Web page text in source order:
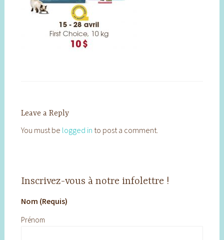
Leave a Reply
You must be logged in to post a comment.
Inscrivez-vous à notre infolettre !
Nom (Requis)
Prénom